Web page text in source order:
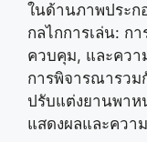
ในด้านภาพประก
กลไกการเล่น: ก
ควบคุม, และควา
การพิจารณารวม
ปรับแต่งยานพาห
แสดงผลและควา